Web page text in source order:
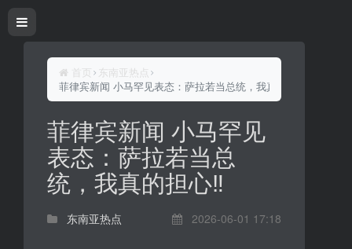
首页
东南亚热点
菲律宾新闻 小马罕见表态：萨拉若当总统，我真的担心‼️
菲律宾新闻 小马罕见
表态：萨拉若当总
统，我真的担心‼️
东南亚热点 2026-06-01 17:18